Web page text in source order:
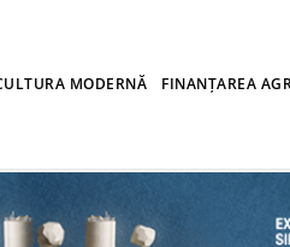
MODERNĂ FINANȚAREA